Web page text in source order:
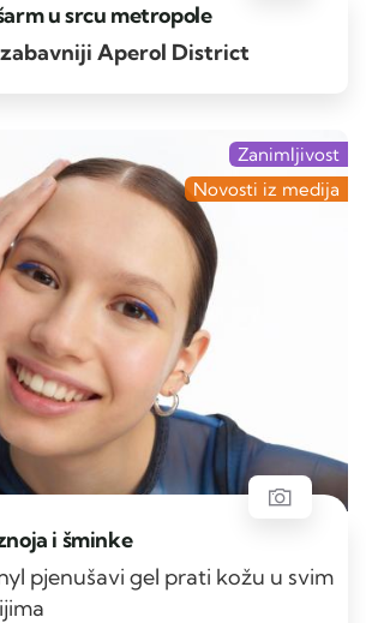
u srcu metropole
Aperol District
i šminke
pjenušavi gel prati kožu u svim
Zanimljivost
Novosti iz medija